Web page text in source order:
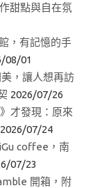
甜點與自在氛
，有記憶的手
08/01
美，讓人想再訪
2026/07/26
才發現：原來
2026/07/24
coffee，南
07/23
開箱，附